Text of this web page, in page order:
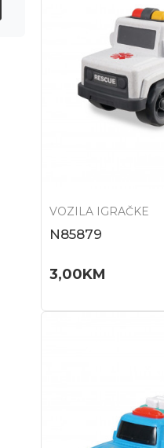
VOZILA IGRAČKE
N85879
3,00KM